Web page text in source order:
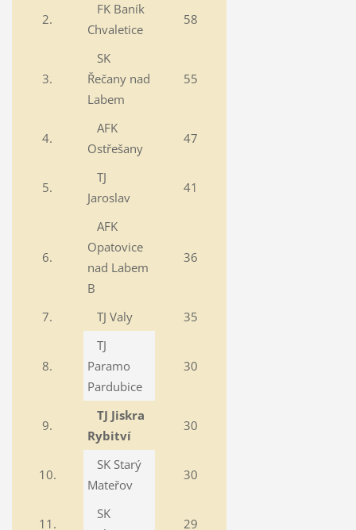
2.
FK Baník
Chvaletice
58
3.
SK
Řečany nad
Labem
55
4.
AFK
Ostřešany
47
5.
TJ
Jaroslav
41
6.
AFK
Opatovice
nad Labem
B
36
7. TJ Valy 35
8.
TJ
Paramo
Pardubice
30
9.
TJ Jiskra
Rybitví
30
10.
SK Starý
Mateřov
30
11.
SK
29